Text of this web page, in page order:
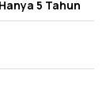
5 Tahun